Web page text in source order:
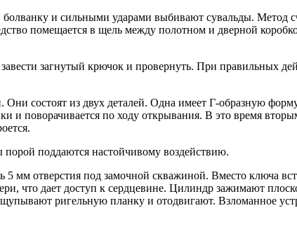
и сильными ударами выбивают сувальды. Метод
помещается в щель между полотном и дверной
загнутый крючок и провернуть. При правильных
состоят из двух деталей. Одна имеет Г-образную
и поворачивается по ходу открывания. В это время
поддаются настойчивому воздействию.
мм отверстия под замочной скважиной. Вместо ключа
что дает доступ к сердцевине. Цилиндр зажимают
ригельную планку и отодвигают. Взломанное